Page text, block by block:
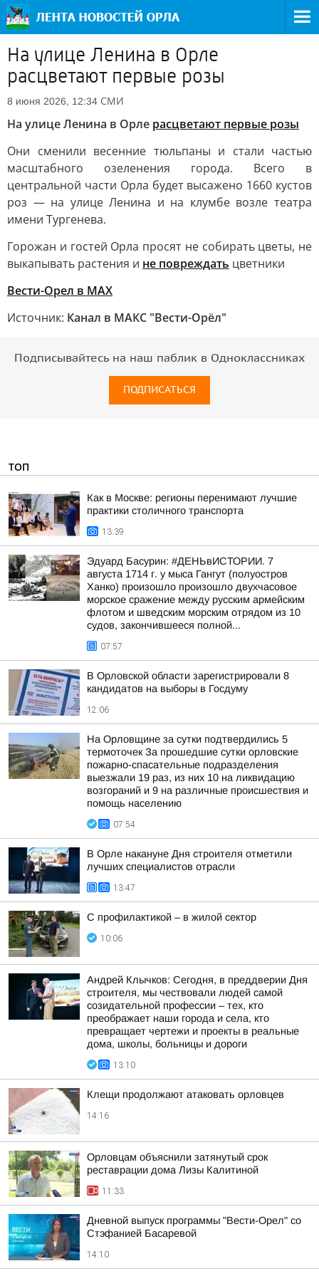
На улице Ленина в Орле
расцветают первые розы
8 июня 2026, 12:34 СМИ
На улице Ленина в Орле расцветают первые розы
Они сменили весенние тюльпаны и стали частью
масштабного озеленения города. Всего в
центральной части Орла будет высажено 1660 кустов
роз — на улице Ленина и на клумбе возле театра
имени Тургенева.
Горожан и гостей Орла просят не собирать цветы, не
выкапывать растения и не повреждать цветники
Вести-Орел в МАХ
Источник: Канал в МАКС "Вести-Орёл"
Подписывайтесь на наш паблик в Одноклассниках
ПОДПИСАТЬСЯ
ТОП
Как в Москве: регионы перенимают лучшие
практики столичного транспорта
13:39
Эдуард Басурин: #ДЕНЬвИСТОРИИ. 7
августа 1714 г. у мыса Гангут (полуостров
Ханко) произошло произошло двухчасовое
морское сражение между русским армейским
флотом и шведским морским отрядом из 10
судов, закончившееся полной...
07:57
В Орловской области зарегистрировали 8
кандидатов на выборы в Госдуму
12:06
На Орловщине за сутки подтвердились 5
термоточек За прошедшие сутки орловские
пожарно-спасательные подразделения
выезжали 19 раз, из них 10 на ликвидацию
возгораний и 9 на различные происшествия и
помощь населению
07:54
В Орле накануне Дня строителя отметили
лучших специалистов отрасли
13:47
С профилактикой – в жилой сектор
10:06
Андрей Клычков: Сегодня, в преддверии Дня
строителя, мы чествовали людей самой
созидательной профессии – тех, кто
преображает наши города и села, кто
превращает чертежи и проекты в реальные
дома, школы, больницы и дороги
13:10
Клещи продолжают атаковать орловцев
14:16
Орловцам объяснили затянутый срок
реставрации дома Лизы Калитиной
11:33
Дневной выпуск программы "Вести-Орел" со
Стэфанией Басаревой
14:10